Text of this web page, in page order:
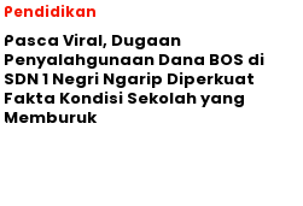
Pendidikan
Pasca Viral, Dugaan
Penyalahgunaan Dana BOS di
SDN 1 Negri Ngarip Diperkuat
Fakta Kondisi Sekolah yang
Memburuk